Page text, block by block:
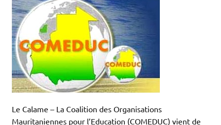
Le Calame – La Coalition des Organisations
Mauritaniennes pour l’Education (COMEDUC) vient de